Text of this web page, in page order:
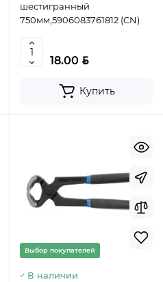
шестигранный
750мм,5906083761812 (CN)
18.00 BYN
Купить
Выбор покупателей
В наличии